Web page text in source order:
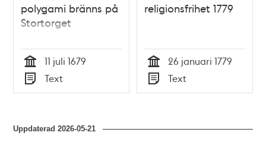
polygami bränns på
Stortorget
Tid
11 juli 1679
Typ
Text
religionsfrihet 1779
Tid
26 januari 1779
Typ
Text
Uppdaterad2026-05-21